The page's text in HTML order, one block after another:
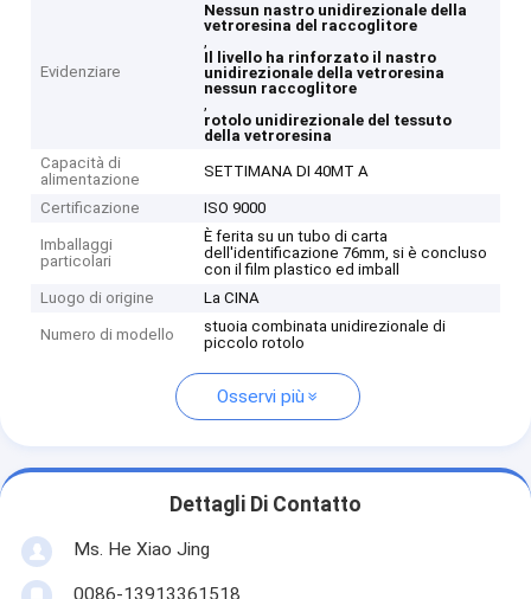
Evidenziare
Nessun nastro unidirezionale della
vetroresina del raccoglitore
,
Il livello ha rinforzato il nastro
unidirezionale della vetroresina
nessun raccoglitore
,
rotolo unidirezionale del tessuto
della vetroresina
Capacità di
alimentazione
SETTIMANA DI 40MT A
Certificazione ISO 9000
Imballaggi
particolari
È ferita su un tubo di carta
dell'identificazione 76mm, si è concluso
con il film plastico ed imball
Luogo di origine
La CINA
Numero di modello
stuoia combinata unidirezionale di
piccolo rotolo
Osservi più
Dettagli Di Contatto
Ms. He Xiao Jing
0086-13913361518